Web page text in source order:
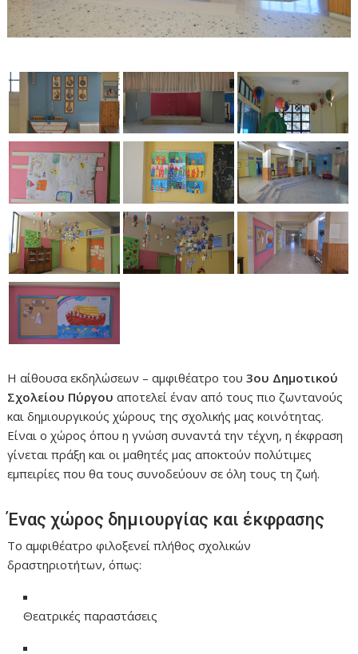
Η αίθουσα εκδηλώσεων – αμφιθέατρο του3ου Δημοτικού
Σχολείου Πύργου αποτελεί έναν από τους πιο ζωντανούς
και δημιουργικούς χώρους της σχολικής μας κοινότητας.
Είναι ο χώρος όπου η γνώση συναντά την τέχνη, η έκφραση
γίνεται πράξη και οι μαθητές μας αποκτούν πολύτιμες
εμπειρίες που θα τους συνοδεύουν σε όλη τους τη ζωή.
Ένας χώρος δημιουργίας και έκφρασης
Το αμφιθέατρο φιλοξενεί πλήθος σχολικών
δραστηριοτήτων, όπως:
Θεατρικές παραστάσεις